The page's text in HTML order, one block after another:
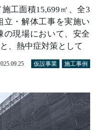
工面積15,699㎡、全3
立・解体工事を実施い
の現場において、安全
、熱中症対策として
仮設事業 施工事例